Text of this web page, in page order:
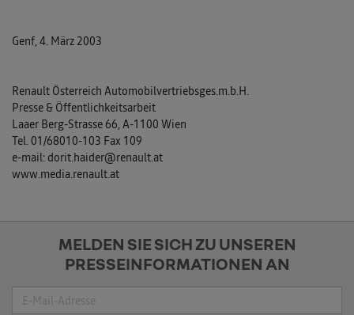
Genf, 4. März 2003
Renault Österreich Automobilvertriebsges.m.b.H.
Presse & Öffentlichkeitsarbeit
Laaer Berg-Strasse 66, A-1100 Wien
Tel. 01/68010-103 Fax 109
e-mail: dorit.haider@renault.at
www.media.renault.at
MELDEN SIE SICH ZU UNSEREN
PRESSEINFORMATIONEN AN
Suche